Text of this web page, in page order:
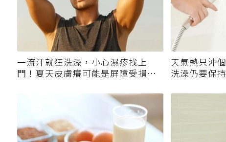
一流汗就狂洗澡，小心濕疹找上
門！夏天皮膚癢可能是屏障受損警
天氣熱只沖
洗澡仍要保
誤